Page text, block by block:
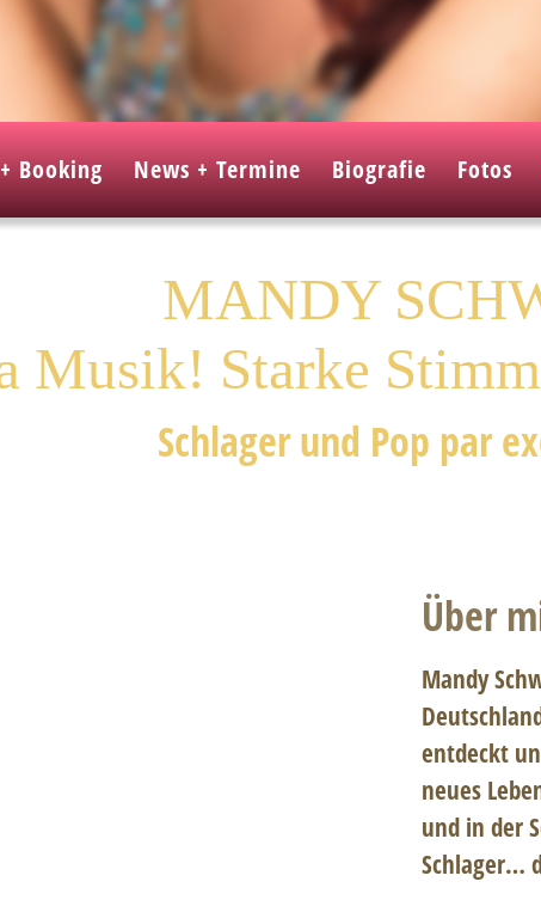
Booking News + Termine Biografie Fotos
MANDY
Musik! Starke
Schlager und Pop par
Über
Mandy
entdeckt
neues
und in der
Schlager…